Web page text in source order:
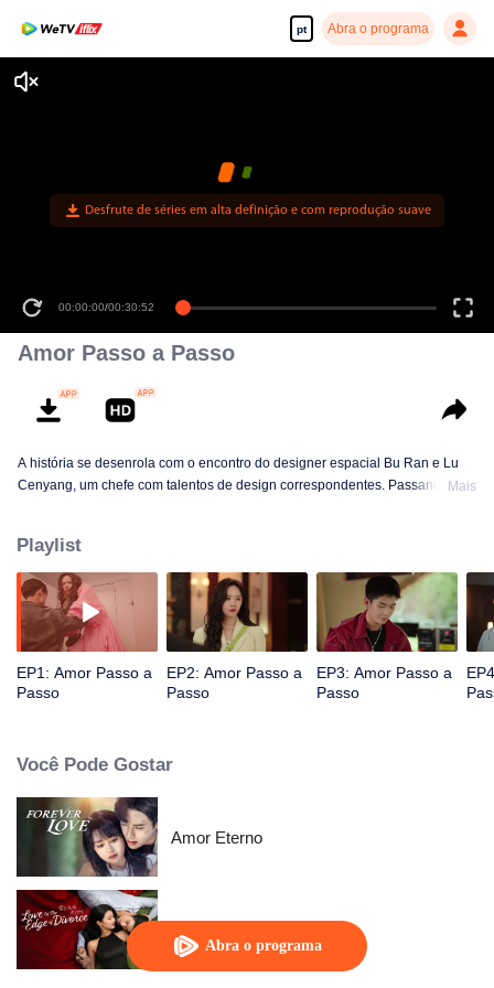
pt Abra o programa
Abra o programa
Desfrute de séries em alta definição e com reprodução suave
00:00:00/00:30:52
Amor Passo a Passo
A história se desenrola com o encontro do designer espacial Bu Ran e Lu
Cenyang, um chefe com talentos de design correspondentes. Passando por
permaneceram apaixonados e fiéis aos seus corações, e ganharam
recompensas valiosas em seu setor.
Mais
Playlist
EP1: Amor Passo a
Passo
EP2: Amor Passo a
Passo
EP3: Amor Passo a
Passo
Você Pode Gostar
Amor Eterno